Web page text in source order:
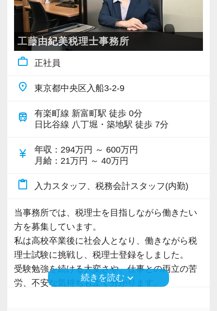
さです。
常に学ぶ姿勢を忘れず、謙虚に仕事に取り組ん
でくださる方を求めます。
わからないことがあれば、誰でも最初は初心者
なので、遠慮なく何でも聞いてください。
【こんな方を求めています】
・新しいことでも吸収して取り組んでいただけ
る人
・わからないことはわからないと素直に言える
・はじめてのことでも前向きに取り組める人
【ITシステム完備で効率よく業務をこなせま
す】
IT化が非常に進んでいるのも当社の特徴。
代表が作業環境にも気を配っており、デュアル
モニターを全席設置。
入力もAI-OCRを使用して、業務効率化とペーパ
ていただくことや、新しく事業部門が立ち上が
る際の主担当へのキャリアチェンジなど、チャ
レンジしたい気持ちには適切に機会を提供する
ことで応えたいと考えています。
プロフェッショナルとしての気概があり、ファ
供するために“学習と成長を続ける”専門家組織。
これを実現するには、組織として適切な成長の
「場」を作るとともに、メンバー自身がその環
とする認識を持っていることが必要です。
なく、それらから学びを抽出し、将来に渡って
自律と成長を続けられる“プロとしての矜持”を持
つことこそが重要だと考えています。
そこで私たちは、採用選考においてもこれまで
の能力偏重の採用基準を捨て、クライアントと
の約束＝バリューである『成長のための7UP』
ンバウンド関連など、成長市場にもAIを武器に
挑戦しています。
＜顧問先・対応エリア・立地＞
もともと外資系企業を中心に発展し、近年は日
本企業のお客様も大きく増えています。
オフィスは銀座。
2026年10月には、以前も拠点を構えていた日比
谷へ戻り、帝国ホテルの隣・帝国ホテルタワー
アクセスも良く、落ち着いて働ける環境です。
■ 求める人物・募集背景
会計事務所は未経験でも大丈夫です。
求めるのは、誠実さと、自分の頭で考えて動く
力、そして新しいことを「面白がる力」。
法人税を学びたい方、税理士試験に挑戦中・こ
れから挑戦したい方を歓迎します。
日本企業のお客様が増え、より多くのご相談に
お応えするための増員募集です。
工藤由紀美税理士事務所
work_outline 正社員
place 東京都中央区入船3-2-9
train
有楽町線 新富町駅 徒歩 0分
日比谷線 八丁堀・築地駅 徒歩 7分
currency_yen 年収 ：294万円 ～ 600万円
月給 ：21万円 ～ 40万円
content_paste 入力スタッフ、税務会計スタッフ(内勤)
当事務所では、税理士を目指しながら働きたい
方を募集しています。
私は高校卒業後に社会人となり、働きながら税
理士試験に挑戦し、税理士登録をしました。
受験勉強を続ける大変さや、仕事との両立の苦
労、不安な気持ちもよく分かります。
続きを読む keyboard_arrow_down